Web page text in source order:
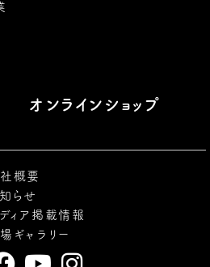
オンラインショップ
概要
らせ
ィア掲載情報
ギャラリー